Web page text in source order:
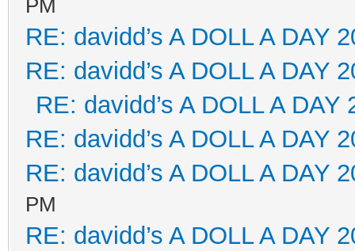
PM
RE: davidd’s A DOLL A DAY
RE: davidd’s A DOLL A DAY
RE: davidd’s A DOLL A DAY
RE: davidd’s A DOLL A DAY
RE: davidd’s A DOLL A DAY
PM
RE: davidd’s A DOLL A DAY